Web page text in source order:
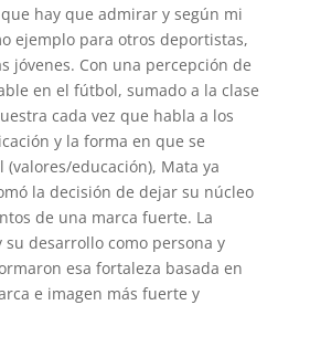
hay que admirar y según mi
ejemplo para otros deportistas,
jóvenes. Con una percepción de
en el fútbol, sumado a la clase
cada vez que habla a los
y la forma en que se
(valores/educación), Mata ya
la decisión de dejar su núcleo
de una marca fuerte. La
desarrollo como persona y
esa fortaleza basada en
e imagen más fuerte y